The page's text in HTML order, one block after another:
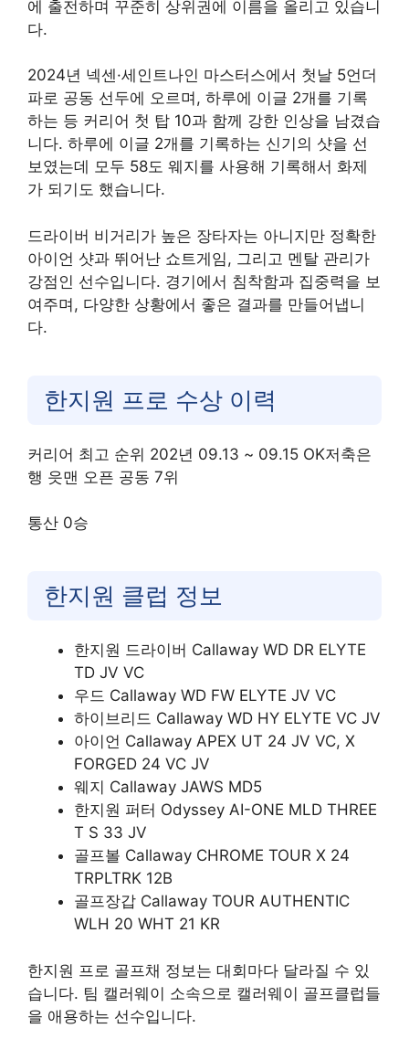
에 출전하며 꾸준히 상위권에 이름을 올리고 있습니
다.
2024년 넥센·세인트나인 마스터스에서 첫날 5언더
파로 공동 선두에 오르며, 하루에 이글 2개를 기록
하는 등 커리어 첫 탑 10과 함께 강한 인상을 남겼습
니다. 하루에 이글 2개를 기록하는 신기의 샷을 선
보였는데 모두 58도 웨지를 사용해 기록해서 화제
가 되기도 했습니다.
드라이버 비거리가 높은 장타자는 아니지만 정확한
아이언 샷과 뛰어난 쇼트게임, 그리고 멘탈 관리가
강점인 선수입니다. 경기에서 침착함과 집중력을 보
여주며, 다양한 상황에서 좋은 결과를 만들어냅니
다.
한지원 프로 수상 이력
커리어 최고 순위 202년 09.13 ~ 09.15 OK저축은
행 읏맨 오픈 공동 7위
통산 0승
한지원 클럽 정보
한지원 드라이버 Callaway WD DR ELYTE
TD JV VC
우드 Callaway WD FW ELYTE JV VC
하이브리드 Callaway WD HY ELYTE VC JV
아이언 Callaway APEX UT 24 JV VC, X
FORGED 24 VC JV
웨지 Callaway JAWS MD5
한지원 퍼터 Odyssey AI-ONE MLD THREE
T S 33 JV
골프볼 Callaway CHROME TOUR X 24
TRPLTRK 12B
골프장갑 Callaway TOUR AUTHENTIC
WLH 20 WHT 21 KR
한지원 프로 골프채 정보는 대회마다 달라질 수 있
습니다. 팀 캘러웨이 소속으로 캘러웨이 골프클럽들
을 애용하는 선수입니다.